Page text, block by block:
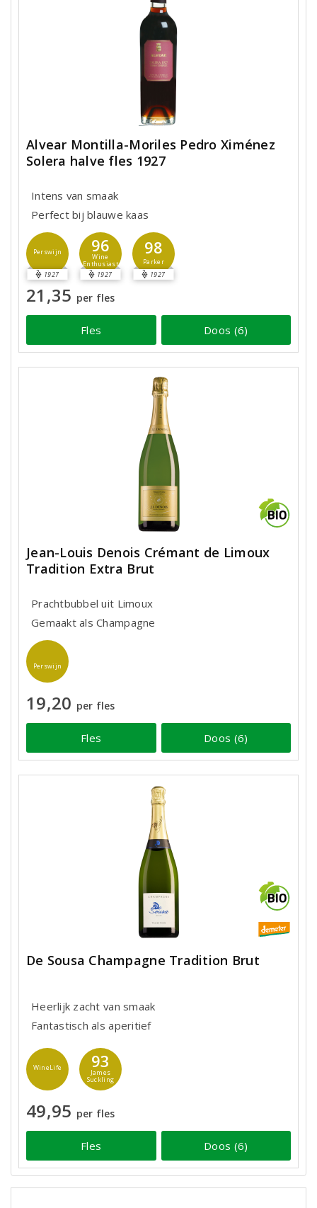
Alvear Montilla-Moriles Pedro Ximénez
Solera halve fles 1927
Intens van smaak
Perfect bij blauwe kaas
Perswijn
1927
96
Wine
Enthusiast
1927
98
Parker
1927
21,35 per fles
Fles Doos (6)
Jean-Louis Denois Crémant de Limoux
Tradition Extra Brut
Prachtbubbel uit Limoux
Gemaakt als Champagne
Perswijn
19,20 per fles
Fles Doos (6)
De Sousa Champagne Tradition Brut
Heerlijk zacht van smaak
Fantastisch als aperitief
WineLife 93
James
Suckling
49,95 per fles
Fles Doos (6)